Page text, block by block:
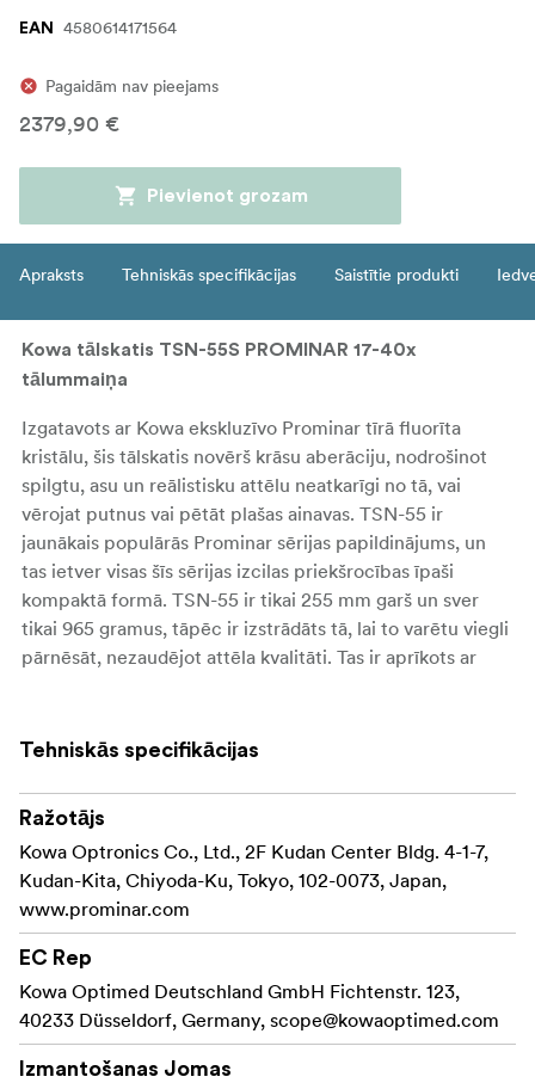
EAN 4580614171564
Pagaidām nav pieejams
2379,90 €
Pievienot grozam
Apraksts Tehniskās specifikācijas Saistītie produkti
Kowa tālskatis TSN-55S PROMINAR 17-40x
tālummaiņa
Izgatavots ar Kowa ekskluzīvo Prominar tīrā fluorīta
kristālu, šis tālskatis novērš krāsu aberāciju, nodrošinot
spilgtu, asu un reālistisku attēlu neatkarīgi no tā, vai
vērojat putnus vai pētāt plašas ainavas. TSN-55 ir
jaunākais populārās Prominar sērijas papildinājums, un
tas ietver visas šīs sērijas izcilas priekšrocības īpaši
kompaktā formā. TSN-55 ir tikai 255 mm garš un sver
tikai 965 gramus, tāpēc ir izstrādāts tā, lai to varētu viegli
pārnēsāt, nezaudējot attēla kvalitāti. Tas ir aprīkots ar
diapazonu, vienlaikus saglabājot kompaktumu. Šī okulāra
kompaktumu, bet arī paplašina redzeslauku līdz pat 52%
salīdzinājumā ar tā priekšgājēju TSN-550,
Īpaši kompakts
Lieliska optika ar 55 mm tīra fluorīta kristāla
objektīvu
Liels redzamības lauks
58 mm filtra vītne
Tehniskās specifikācijas
Ražotājs
Kowa Optronics Co., Ltd., 2F Kudan Center Bldg. 4-1-7,
Kudan-Kita, Chiyoda-Ku, Tokyo, 102-0073, Japan,
www.prominar.com
EC Rep
Kowa Optimed Deutschland GmbH Fichtenstr. 123,
40233 Düsseldorf, Germany, scope@kowaoptimed.com
Izmantošanas Jomas